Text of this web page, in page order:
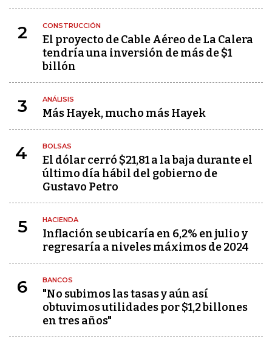
2 CONSTRUCCIÓN
El proyecto de Cable Aéreo de La Calera
tendría una inversión de más de $1
billón
3 ANÁLISIS
Más Hayek, mucho más Hayek
4 BOLSAS
El dólar cerró $21,81 a la baja durante el
último día hábil del gobierno de
Gustavo Petro
5 HACIENDA
Inflación se ubicaría en 6,2% en julio y
regresaría a niveles máximos de 2024
6 BANCOS
"No subimos las tasas y aún así
obtuvimos utilidades por $1,2 billones
en tres años"